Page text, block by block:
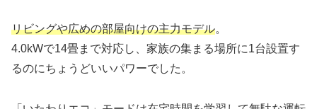
リビングや広めの部屋向けの主力モデル。
4.0kWで14畳まで対応し、家族の集まる場所に1台設置す
るのにちょうどいいパワーでした。